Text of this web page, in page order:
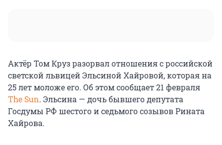
Актёр Том Круз разорвал отношения с российской
светской львицей Эльсиной Хайровой, которая на
25 лет моложе его. Об этом сообщает 21 февраля
The Sun. Эльсина — дочь бывшего депутата
Госдумы РФ шестого и седьмого созывов Рината
Хайрова.